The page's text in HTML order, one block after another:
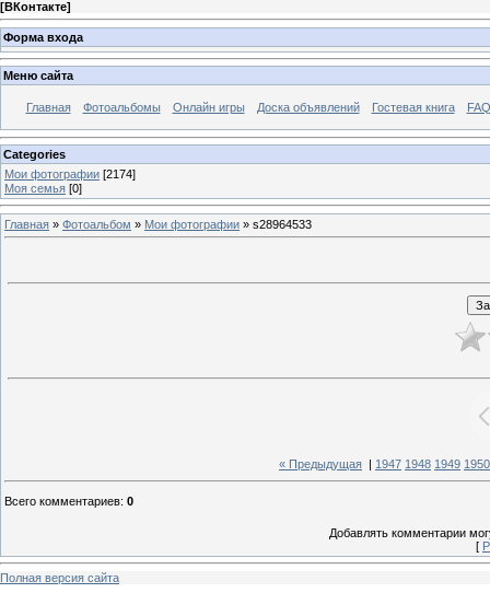
[ВКонтакте]
Форма входа
Меню сайта
Главная Фотоальбомы Онлайн игры Доска объявлений Гостевая книга
Categories
Мои фотографии [2174]
Моя семья [0]
Главная » Фотоальбом » Мои фотографии » s28964533
« Предыдущая 1947 1948 1949 1950
Всего комментариев: 0
Добавлять комментарии
[
Полная версия сайта